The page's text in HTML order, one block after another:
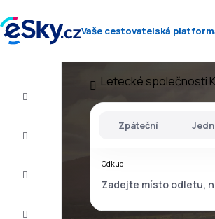
Vaše cestovatelská
Letecké společnosti
Zpáteční
Odkud